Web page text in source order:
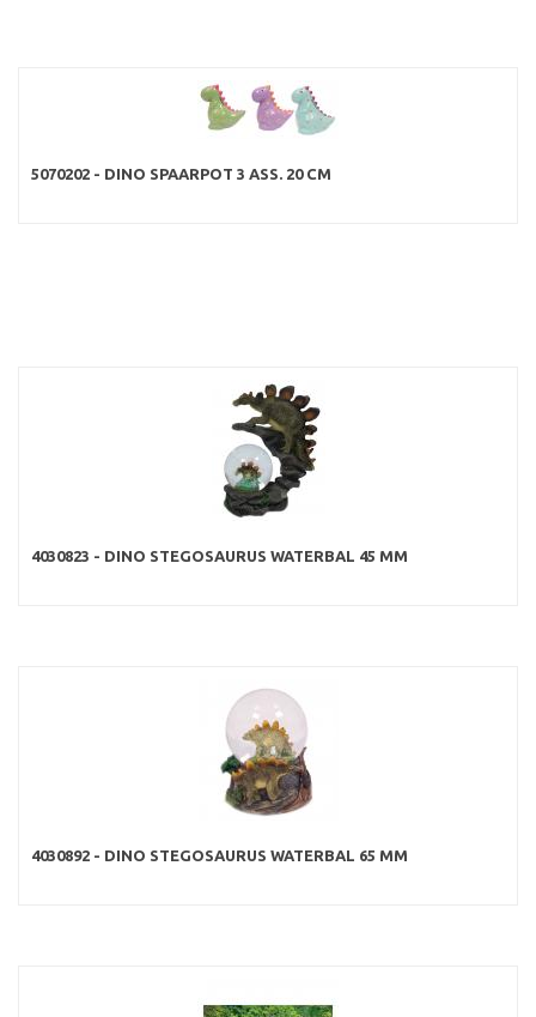
5070202 - DINO SPAARPOT 3 ASS. 20 CM
4030823 - DINO STEGOSAURUS WATERBAL 45 MM
4030892 - DINO STEGOSAURUS WATERBAL 65 MM